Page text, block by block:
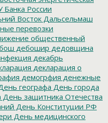
Банка России
Восток Дальсельмаш
перевозки
общественный
дебошир дедовщина
декабрь
декларация о
демогрфия денежные
географа День города
День защитника Отечества
День Конституции РФ
День медицинского